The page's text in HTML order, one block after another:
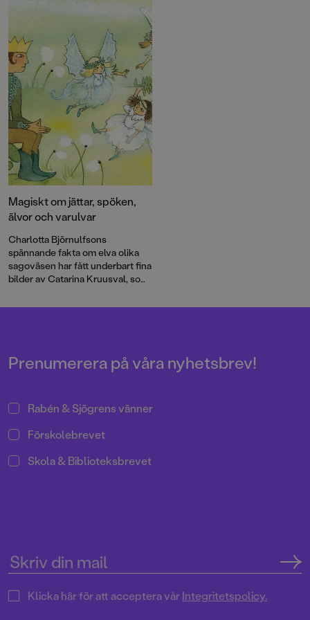
Magiskt om jättar, spöken,
älvor och varulvar
Charlotta Björnulfsons
spännande fakta om elva olika
sagoväsen har fått underbart fina
bilder av Catarina Kruusval, som
och finurlig humor.
Prenumerera på våra nyhetsbrev!
Rabén & Sjögrens vänner
Förskolebrevet
Skola & Biblioteksbrevet
Klicka här för att acceptera vårIntegritetspolicy.